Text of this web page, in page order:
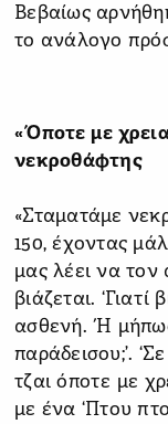
Βεβαίως
το ανάλογο
«Όποτε με
νεκροθάφτης
«Σταματάμε
150, έχοντας
μας λέει να τον
βιάζεται. ‘Γιατί
ασθενή. Ή
παράδεισου;’.
τζαι όποτε με
με ένα ‘Πτου